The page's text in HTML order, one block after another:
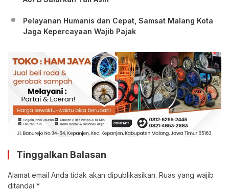
Pelayanan Humanis dan Cepat, Samsat Malang Kota
Jaga Kepercayaan Wajib Pajak
Tinggalkan Balasan
Alamat email Anda tidak akan dipublikasikan. Ruas yang wajib
ditandai *